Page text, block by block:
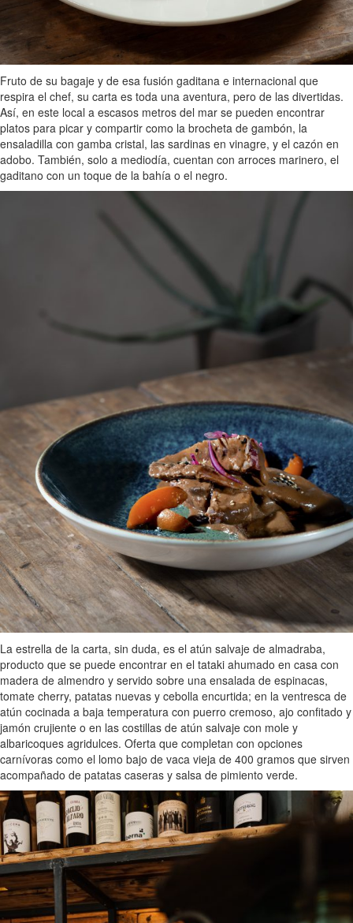
Fruto de su bagaje y de esa fusión gaditana e internacional que
respira el chef, su carta es toda una aventura, pero de las divertidas.
Así, en este local a escasos metros del mar se pueden encontrar
platos para picar y compartir como la brocheta de gambón, la
ensaladilla con gamba cristal, las sardinas en vinagre, y el cazón en
adobo. También, solo a mediodía, cuentan con arroces marinero, el
gaditano con un toque de la bahía o el negro.
La estrella de la carta, sin duda, es el atún salvaje de almadraba,
producto que se puede encontrar en el tataki ahumado en casa con
madera de almendro y servido sobre una ensalada de espinacas,
tomate cherry, patatas nuevas y cebolla encurtida; en la ventresca de
atún cocinada a baja temperatura con puerro cremoso, ajo confitado y
jamón crujiente o en las costillas de atún salvaje con mole y
albaricoques agridulces. Oferta que completan con opciones
carnívoras como el lomo bajo de vaca vieja de 400 gramos que sirven
acompañado de patatas caseras y salsa de pimiento verde.